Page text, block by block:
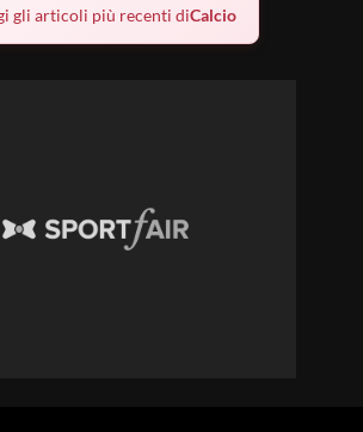
gli articoli più recenti diCalcio